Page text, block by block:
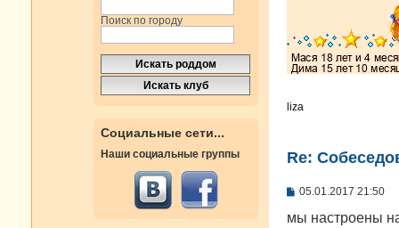
Поиск по городу
Социальные сети...
Наши социальные группы
liza
Re:
С
о
05.01.2017 21:50
мы настроены